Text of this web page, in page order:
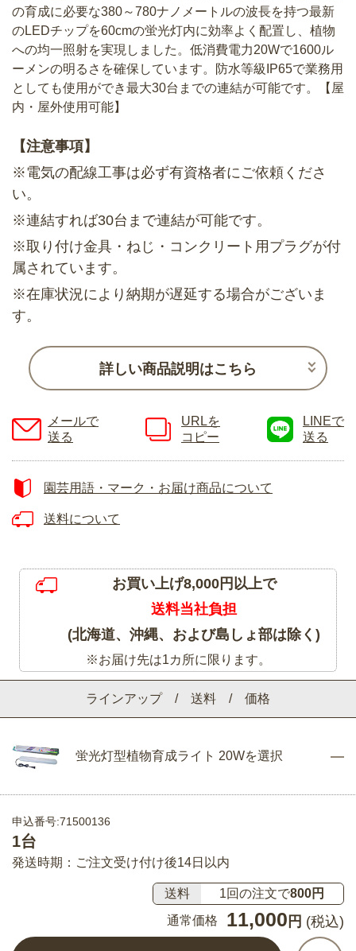
ラインアップ / 送料 / 価格
蛍光灯型植物育成ライト 20Wを選択
申込番号:71500136
1台
発送時期：ご注文受け付け後14日以内
送料 1回の注文で800円
通常価格
11,000 円 (税込)
の育成に必要な380～780ナノメートルの波長を持つ最新
のLEDチップを60cmの蛍光灯内に効率よく配置し、植物
への均一照射を実現しました。低消費電力20Wで1600ル
ーメンの明るさを確保しています。防水等級IP65で業務用
としても使用ができ最大30台までの連結が可能です。【屋
内・屋外使用可能】
【注意事項】
※電気の配線工事は必ず有資格者にご依頼くださ
い。
※連結すれば30台まで連結が可能です。
※取り付け金具・ねじ・コンクリート用プラグが付
属されています。
※在庫状況により納期が遅延する場合がございま
す。
詳しい商品説明はこちら
メールで
送る
URLを
コピー
LINEで
送る
園芸用語・マーク・お届け商品について
送料について
お買い上げ8,000円以上で
送料当社負担
(北海道、沖縄、および島しょ部は除く)
※お届け先は1カ所に限ります。